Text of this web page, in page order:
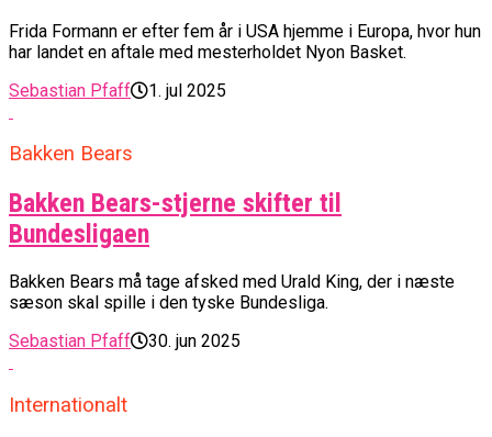
Frida Formann er efter fem år i USA hjemme i Europa, hvor hun
har landet en aftale med mesterholdet Nyon Basket.
Sebastian Pfaff
1. jul 2025
Bakken Bears
Bakken Bears-stjerne skifter til
Bundesligaen
Bakken Bears må tage afsked med Urald King, der i næste
sæson skal spille i den tyske Bundesliga.
Sebastian Pfaff
30. jun 2025
Internationalt